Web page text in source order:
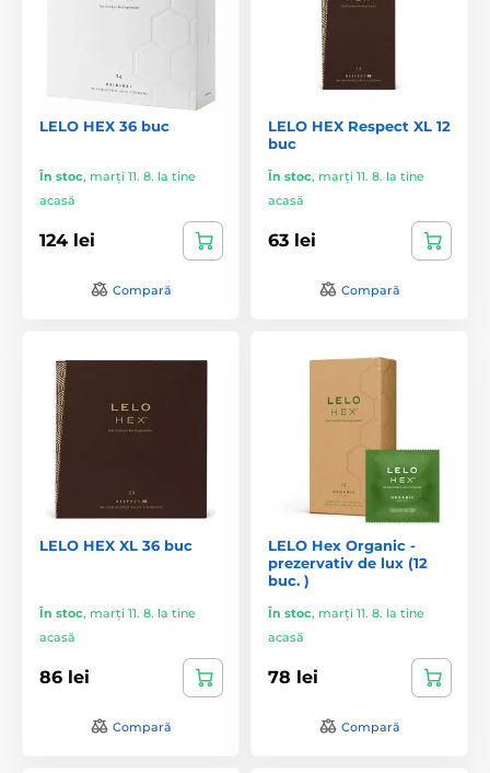
LELO HEX 36 buc
În stoc, marți 11. 8. la tine
acasă
124 lei
Compară
LELO HEX Respect XL 12
buc
În stoc, marți 11. 8. la tine
acasă
63 lei
Compară
LELO HEX XL 36 buc
În stoc, marți 11. 8. la tine
acasă
86 lei
Compară
LELO Hex Organic -
prezervativ de lux (12
buc. )
În stoc, marți 11. 8. la tine
acasă
78 lei
Compară